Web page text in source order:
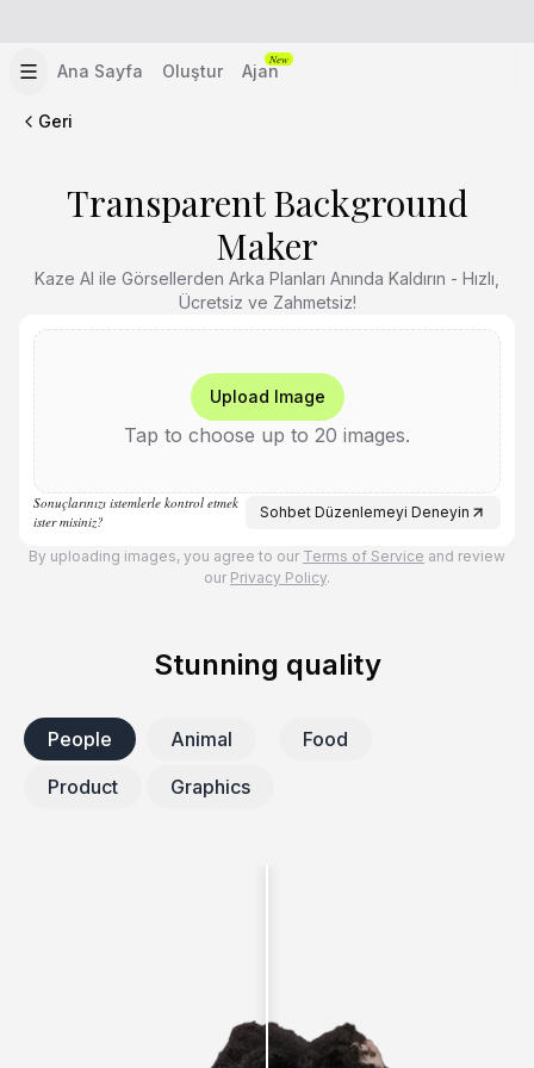
Ana Sayfa Oluştur Ajan
New
Geri
Transparent Background
Maker
Kaze AI ile Görsellerden Arka Planları Anında Kaldırın - Hızlı,
Ücretsiz ve Zahmetsiz!
Upload Image
Tap to choose up to 20 images.
Sonuçlarınızı istemlerle kontrol etmek
ister misiniz?
Sohbet Düzenlemeyi Deneyin
By uploading images, you agree to our Terms of Service and review
our Privacy Policy.
Stunning quality
People
Product
Animal
Graphics
Food